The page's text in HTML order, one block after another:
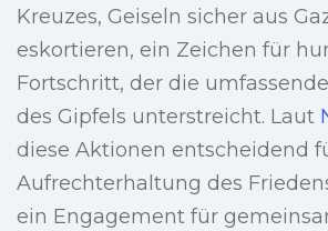
Kreuzes, Geiseln sicher aus
eskortieren, ein Zeichen für
Fortschritt, der die
des Gipfels unterstreicht. Laut
diese Aktionen entscheidend
Aufrechterhaltung des
ein Engagement für